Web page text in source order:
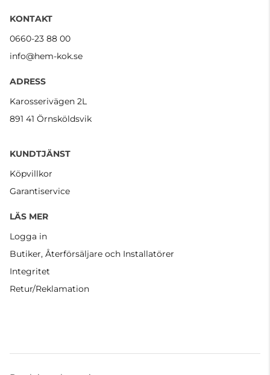
KONTAKT
0660-23 88 00
info@hem-kok.se
ADRESS
Karosserivägen 2L
891 41 Örnsköldsvik
KUNDTJÄNST
Köpvillkor
Garantiservice
LÄS MER
Logga in
Butiker, Återförsäljare och Installatörer
Integritet
Retur/Reklamation